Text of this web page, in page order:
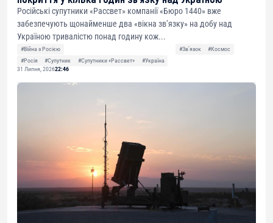
Російські супутники «Рассвет» компанії «Бюро 1440» вже
забезпечують щонайменше два «вікна зв’язку» на добу над
Україною тривалістю понад годину кож...
#Війна з Росією #Звʼязок
#Космос
#Росія
#Супутник #Супутники «Рассвет»
#Україна
31 Липня, 202622:46